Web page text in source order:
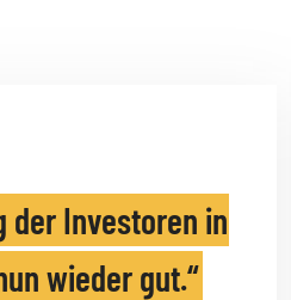
der Investoren in
wieder gut.